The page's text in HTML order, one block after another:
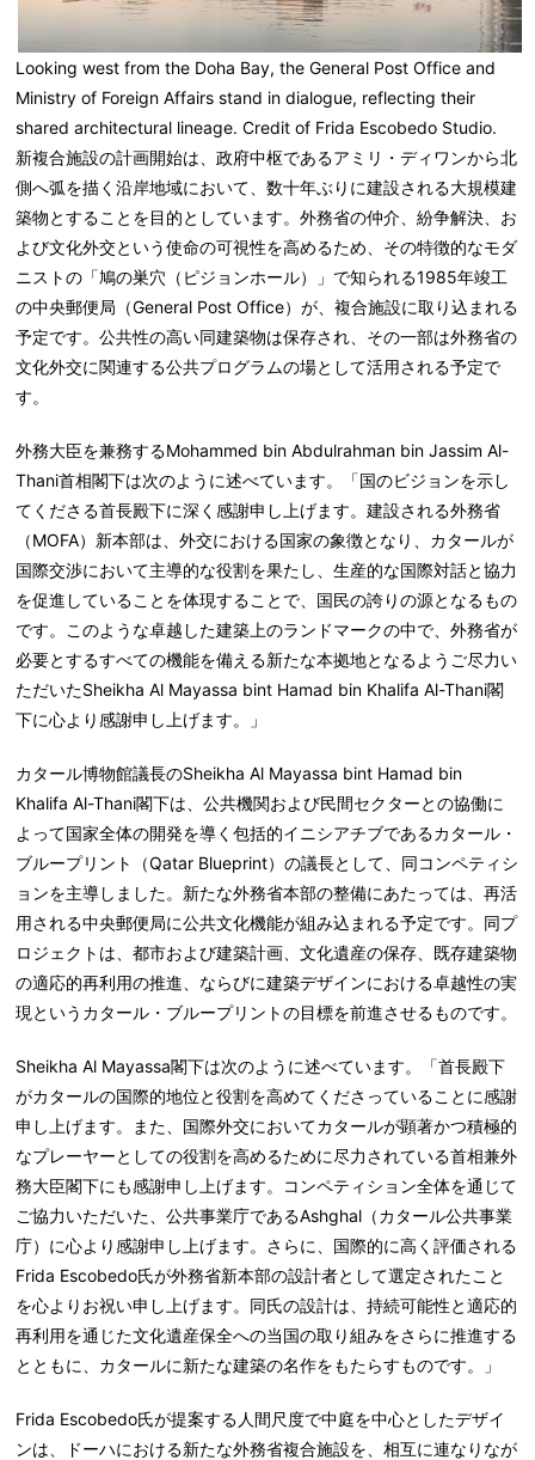
Looking west from the Doha Bay, the General Post Office and
Ministry of Foreign Affairs stand in dialogue, reflecting their
shared architectural lineage. Credit of Frida Escobedo Studio.
新複合施設の計画開始は、政府中枢であるアミリ・ディワンから北
側へ弧を描く沿岸地域において、数十年ぶりに建設される大規模建
築物とすることを目的としています。外務省の仲介、紛争解決、お
よび文化外交という使命の可視性を高めるため、その特徴的なモダ
ニストの「鳩の巣穴（ピジョンホール）」で知られる1985年竣工
の中央郵便局（General Post Office）が、複合施設に取り込まれる
予定です。公共性の高い同建築物は保存され、その一部は外務省の
文化外交に関連する公共プログラムの場として活用される予定で
す。
外務大臣を兼務するMohammed binAbdulrahman bin Jassim Al-
Thani首相閣下は次のように述べています。「国のビジョンを示し
てくださる首長殿下に深く感謝申し上げます。建設される外務省
（MOFA）新本部は、外交における国家の象徴となり、カタールが
国際交渉において主導的な役割を果たし、生産的な国際対話と協力
を促進していることを体現することで、国民の誇りの源となるもの
です。このような卓越した建築上のランドマークの中で、外務省が
必要とするすべての機能を備える新たな本拠地となるようご尽力い
ただいたSheikha Al Mayassa bint Hamad bin Khalifa Al-Thani閣
下に心より感謝申し上げます。」
カタール博物館議長のSheikha Al Mayassa bint Hamad bin
Khalifa Al-Thani閣下は、公共機関および民間セクターとの協働に
よって国家全体の開発を導く包括的イニシアチブであるカタール・
ブループリント（Qatar Blueprint）の議長として、同コンペティシ
ョンを主導しました。新たな外務省本部の整備にあたっては、再活
用される中央郵便局に公共文化機能が組み込まれる予定です。同プ
ロジェクトは、都市および建築計画、文化遺産の保存、既存建築物
の適応的再利用の推進、ならびに建築デザインにおける卓越性の実
現というカタール・ブループリントの目標を前進させるものです。
Sheikha Al Mayassa閣下は次のように述べています。「首長殿下
がカタールの国際的地位と役割を高めてくださっていることに感謝
申し上げます。また、国際外交においてカタールが顕著かつ積極的
なプレーヤーとしての役割を高めるために尽力されている首相兼外
務大臣閣下にも感謝申し上げます。コンペティション全体を通じて
ご協力いただいた、公共事業庁であるAshghal（カタール公共事業
庁）に心より感謝申し上げます。さらに、国際的に高く評価される
Frida Escobedo氏が外務省新本部の設計者として選定されたこと
を心よりお祝い申し上げます。同氏の設計は、持続可能性と適応的
再利用を通じた文化遺産保全への当国の取り組みをさらに推進する
とともに、カタールに新たな建築の名作をもたらすものです。」
Frida Escobedo氏が提案する人間尺度で中庭を中心としたデザイ
ンは、ドーハにおける新たな外務省複合施設を、相互に連なりなが